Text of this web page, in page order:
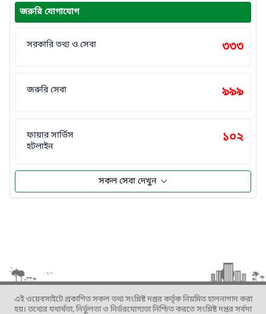
জরুরি যোগাযোগ
সরকারি তথ্য ও সেবা ৩৩৩
জরুরি সেবা ৯৯৯
ফায়ার সার্ভিস
হটলাইন
১০২
সকল সেবা দেখুন
এই ওয়েবসাইটে প্রকাশিত সকল তথ্য সংশ্লিষ্ট দপ্তর কর্তৃক নিয়মিত হালনাগাদ করা
হয়। তথ্যের যথার্থতা, নির্ভুলতা ও নির্ভরযোগ্যতা নিশ্চিত করতে সংশ্লিষ্ট দপ্তর সর্বদা